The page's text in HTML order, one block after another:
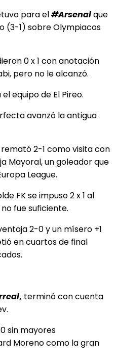
para el#Arsenalque
(3-1) sobre Olympiacos
0 x 1 conanotación
pero no le alcanzó.
equipo de El Pireo.
avanzó la antigua
2-1 como visita con
Mayoral, un goleador que
League.
FK se impuso 2 x 1 al
fue suficiente.
2-0 y un mísero +1
en cuartos de final
, terminó con cuenta
sin mayores
Moreno como la gran